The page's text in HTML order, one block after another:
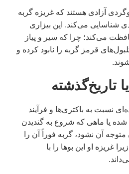
آزادی هستند که غریزه گربه
شناسایی می‌کند. این بیزاری
می‌کند؛ چرا که سیر و پیاز
قرمز گربه را نابود کرده و
نسبت به باکتری‌ها و فرآیند
شده یا ماهی که شروع به گندیدن
آن نشود، گربه فوراً آن را
غریزه او این بوها را با